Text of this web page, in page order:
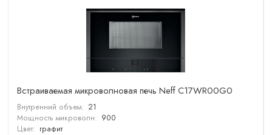
Встраиваемая микроволновая печь Neff C17WR00G0
Внутренний объем: 21
Мощность микроволн: 900
Цвет: графит